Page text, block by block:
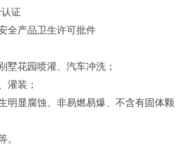
证
品卫生许可批件
园喷灌、汽车冲洗；
装；
腐蚀、非易燃易爆、不含有固体颗